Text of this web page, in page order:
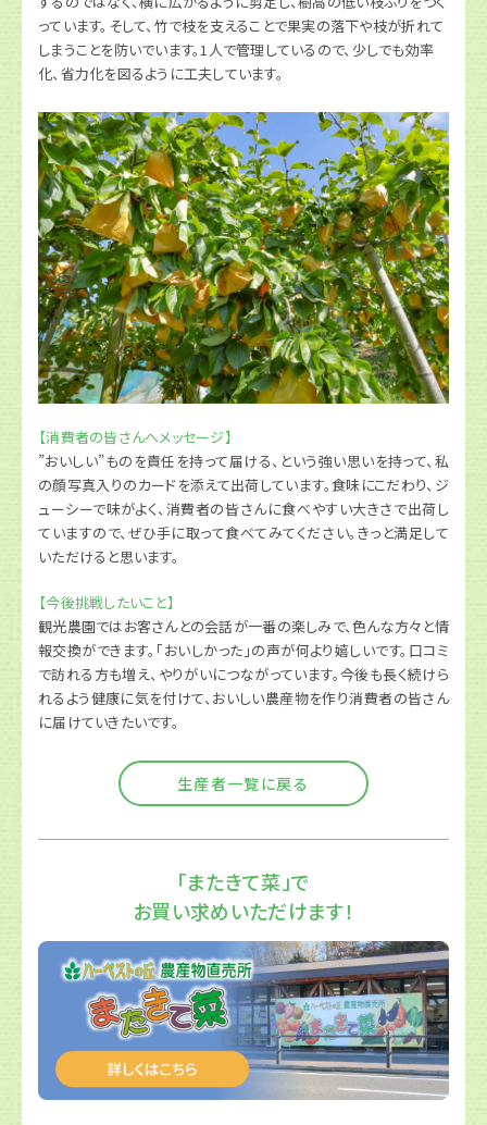
っています。そして、竹で枝を支えることで果実の落下や枝が折れて
しまうことを防いでいます。1人で管理しているので、少しでも効率
化、省力化を図るように工夫しています。
【消費者の皆さんへメッセージ】
”おいしい”ものを責任を持って届ける、という強い思いを持って、私
の顔写真入りのカードを添えて出荷しています。食味にこだわり、ジ
ューシーで味がよく、消費者の皆さんに食べやすい大きさで出荷し
ていますので、ぜひ手に取って食べてみてください。きっと満足して
いただけると思います。
【今後挑戦したいこと】
観光農園ではお客さんとの会話が一番の楽しみで、色んな方々と情
報交換ができます。「おいしかった」の声が何より嬉しいです。口コミ
で訪れる方も増え、やりがいにつながっています。今後も長く続けら
れるよう健康に気を付けて、おいしい農産物を作り消費者の皆さん
に届けていきたいです。
生産者一覧に戻る
「またきて菜」で
お買い求めいただけます！